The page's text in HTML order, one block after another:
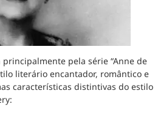
pela série “Anne de
literário encantador, romântico e
características distintivas do estilo